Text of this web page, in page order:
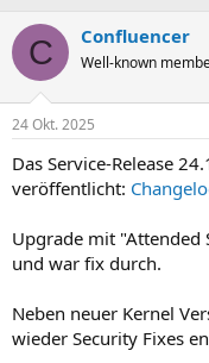
s
t
e
r
s
e
t
a
C Confluencer
Well-known
24 Okt. 2025
Das Service-Release
veröffentlicht:
Upgrade mit "Attended
und war fix durch.
Neben neuer Kernel
wieder Security Fixes